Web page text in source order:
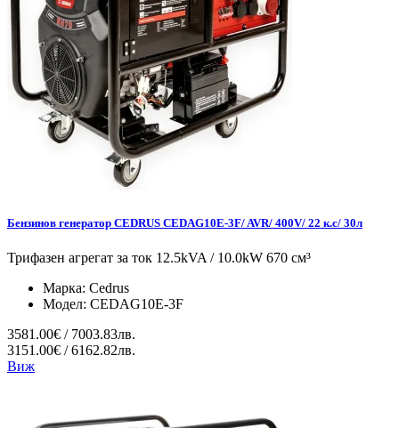
Бензинов генератор CEDRUS CEDAG10E-3F/ AVR/ 400V/ 22 к.с/ 30л
Трифазен агрегат за ток 12.5kVA / 10.0kW 670 см³
Марка: Cedrus
Модел: CEDAG10E-3F
3581.00€ / 7003.83лв.
3151.00€ / 6162.82лв.
Виж